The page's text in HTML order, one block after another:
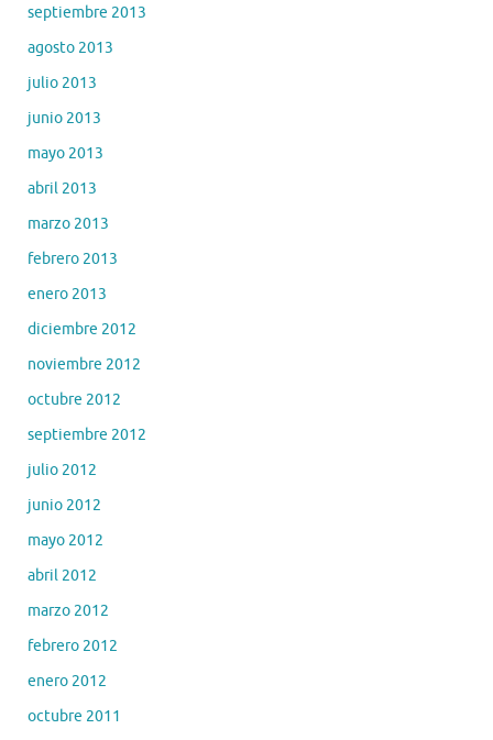
septiembre 2013
agosto 2013
julio 2013
junio 2013
mayo 2013
abril 2013
marzo 2013
febrero 2013
enero 2013
diciembre 2012
noviembre 2012
octubre 2012
septiembre 2012
julio 2012
junio 2012
mayo 2012
abril 2012
marzo 2012
febrero 2012
enero 2012
octubre 2011